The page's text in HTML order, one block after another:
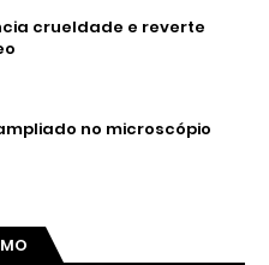
crueldade e reverte
no microscópio